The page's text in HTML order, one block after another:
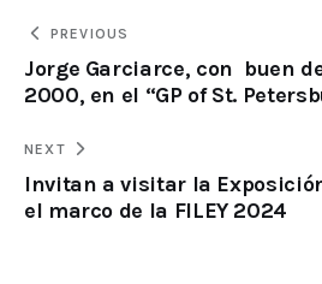
PREVIOUS
Jorge Garciarce, con buen
2000, en el “GP of St.
NEXT
Invitan a visitar la
el marco de la FILEY 2024